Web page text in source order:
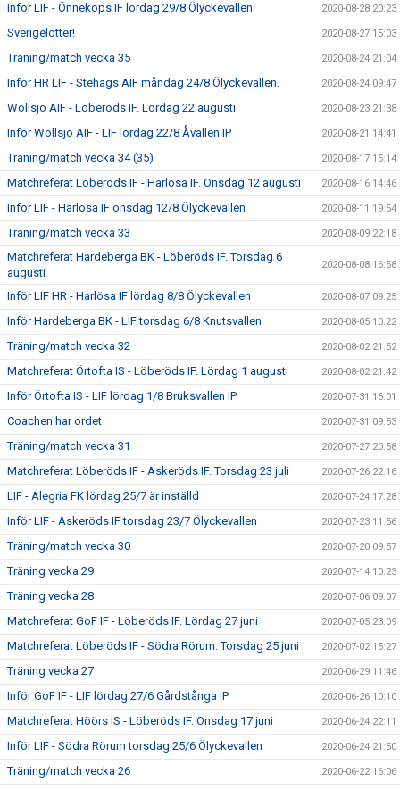
Inför LIF - Önneköps IF lördag 29/8 Ölyckevallen 2020-08-28 20:23
Sverigelotter! 2020-08-27 15:03
Träning/match vecka 35 2020-08-24 21:04
Inför HR LIF - Stehags AIF måndag 24/8 Ölyckevallen. 2020-08-24 09:47
Wollsjö AIF - Löberöds IF. Lördag 22 augusti 2020-08-23 21:38
Inför Wollsjö AIF - LIF lördag 22/8 Åvallen IP 2020-08-21 14:41
Träning/match vecka 34 (35) 2020-08-17 15:14
Matchreferat Löberöds IF - Harlösa IF. Onsdag 12 augusti 2020-08-16 14:46
Inför LIF - Harlösa IF onsdag 12/8 Ölyckevallen 2020-08-11 19:54
Träning/match vecka 33 2020-08-09 22:18
Matchreferat Hardeberga BK - Löberöds IF. Torsdag 6
augusti
2020-08-08 16:58
Inför LIF HR - Harlösa IF lördag 8/8 Ölyckevallen 2020-08-07 09:25
Inför Hardeberga BK - LIF torsdag 6/8 Knutsvallen 2020-08-05 10:22
Träning/match vecka 32 2020-08-02 21:52
Matchreferat Örtofta IS - Löberöds IF. Lördag 1 augusti 2020-08-02 21:42
Inför Örtofta IS - LIF lördag 1/8 Bruksvallen IP 2020-07-31 16:01
Coachen har ordet 2020-07-31 09:53
Träning/match vecka 31 2020-07-27 20:58
Matchreferat Löberöds IF - Askeröds IF. Torsdag 23 juli 2020-07-26 22:16
LIF - Alegria FK lördag 25/7 är inställd 2020-07-24 17:28
Inför LIF - Askeröds IF torsdag 23/7 Ölyckevallen 2020-07-23 11:56
Träning/match vecka 30 2020-07-20 09:57
Träning vecka 29 2020-07-14 10:23
Träning vecka 28 2020-07-06 09:07
Matchreferat GoF IF - Löberöds IF. Lördag 27 juni 2020-07-05 23:09
Matchreferat Löberöds IF - Södra Rörum. Torsdag 25 juni 2020-07-02 15:27
Träning vecka 27 2020-06-29 11:46
Inför GoF IF - LIF lördag 27/6 Gårdstånga IP 2020-06-26 10:10
Matchreferat Höörs IS - Löberöds IF. Onsdag 17 juni 2020-06-24 22:11
Inför LIF - Södra Rörum torsdag 25/6 Ölyckevallen 2020-06-24 21:50
Träning/match vecka 26 2020-06-22 16:06